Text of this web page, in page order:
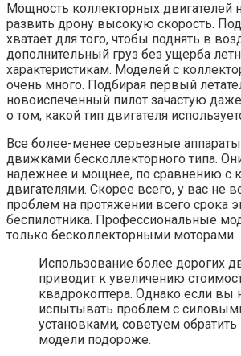
Мощность коллекторных двигателей
развить дрону высокую скорость.
хватает для того, чтобы поднять в
дополнительный груз без ущерба
характеристикам. Моделей с
очень много. Подбирая первый
новоиспеченный пилот зачастую
о том, какой тип двигателя
Все более-менее серьезные
движками бесколлекторного типа.
надежнее и мощнее, по сравнению с
двигателями. Скорее всего, у вас не
проблем на протяжении всего срока
беспилотника. Профессиональные
только бесколлекторными моторами.
Использование более дорогих
приводит к увеличению
квадрокоптера. Однако если вы
испытывать проблем с
установками, советуем
модели подороже.